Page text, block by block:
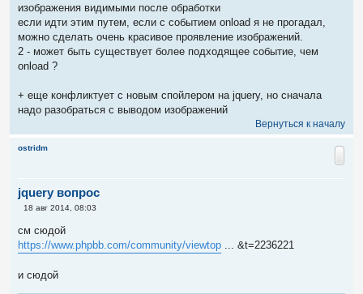
изображения видимыми после обработки
если идти этим путем, если с событием onload я не прогадал,
можно сделать очень красивое проявление изображений.
2 - может быть существует более подходящее событие, чем
onload ?
+ еще конфликтует с новым спойлером на jquery, но сначала
надо разобраться с выводом изображений
Вернуться к началу
ostridm
jquery вопрос
С
б
щ
е
и
18 авг 2014, 08:03
см сюдой
https://www.phpbb.com/community/viewtop ... &t=2236221
и сюдой